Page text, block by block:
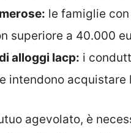
le famiglie
superiore a 40.000
alloggi Iacp: i
intendono acquistare
agevolato, è